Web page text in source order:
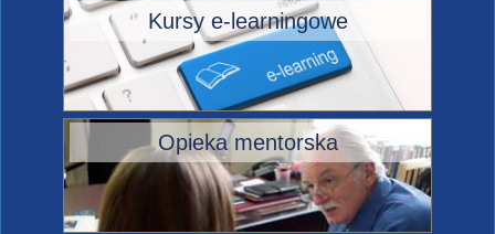
Kursy e-learningowe
Opieka mentorska